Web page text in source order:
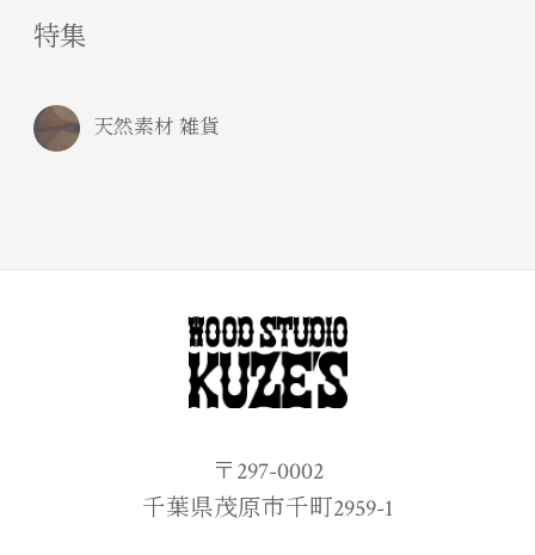
特集
天然素材 雑貨
〒297-0002
千葉県茂原市千町2959-1